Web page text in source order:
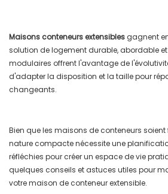
Maisons conteneurs extensiblesgagnent
solution de logement durable, abordable et
modulaires offrent l'avantage de
d'adapter la disposition et la taille pour
changeants.
Bien que les maisons de conteneurs soient
nature compacte nécessite une
réfléchies pour créer un espace de vie
quelques conseils et astuces utiles pour
votre maison de conteneur extensible.